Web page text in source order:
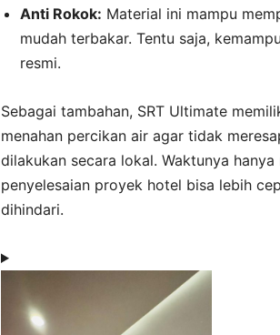
Anti Rokok: Material ini mampu
mudah terbakar. Tentu saja,
resmi.
Sebagai tambahan, SRT Ultimate
menahan percikan air agar tidak
dilakukan secara lokal. Waktunya
penyelesaian proyek hotel bisa lebih
dihindari.